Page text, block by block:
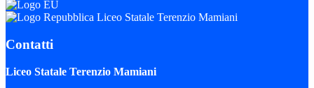
Liceo Statale Terenzio Mamiani
Contatti
Liceo Statale Terenzio Mamiani